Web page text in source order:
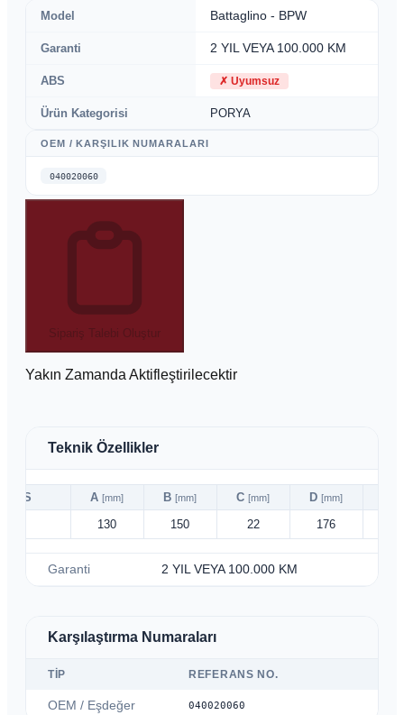
Model Battaglino - BPW
Garanti 2 YIL VEYA 100.000 KM
ABS ✗ Uyumsuz
Ürün Kategorisi PORYA
OEM / KARŞILIK NUMARALARI
040020060
Sipariş Talebi Oluştur
Yakın Zamanda Aktifleştirilecektir
Teknik Özellikler
ABS A [mm] B [mm] C [mm] D [mm]
130 150 22 176
Garanti 2 YIL VEYA 100.000 KM
Karşılaştırma Numaraları
TIP REFERANS NO.
OEM / Eşdeğer 040020060